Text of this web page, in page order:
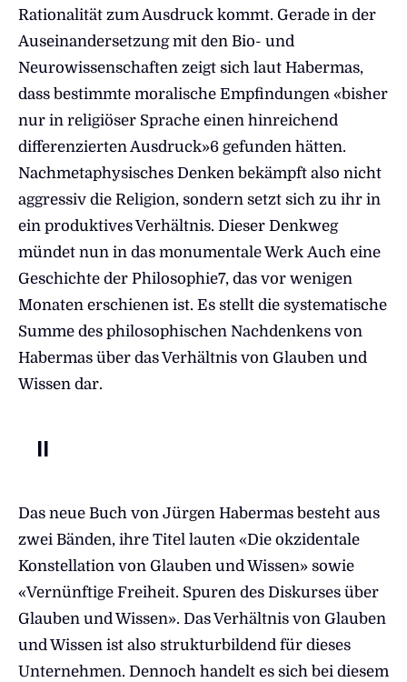
Rationalität zum Ausdruck kommt. Gerade in der
Auseinandersetzung mit den Bio- und
Neurowissenschaften zeigt sich laut Habermas,
dass bestimmte moralische Empfindungen «bisher
nur in religiöser Sprache einen hinreichend
differenzierten Ausdruck»6 gefunden hätten.
Nachmetaphysisches Denken bekämpft also nicht
aggressiv die Religion, sondern setzt sich zu ihr in
ein produktives Verhältnis. Dieser Denkweg
mündet nun in das monumentale Werk Auch eine
Geschichte der Philosophie7, das vor wenigen
Monaten erschienen ist. Es stellt die systematische
Summe des philosophischen Nachdenkens von
Habermas über das Verhältnis von Glauben und
Wissen dar.
II
Das neue Buch von Jürgen Habermas besteht aus
zwei Bänden, ihre Titel lauten «Die okzidentale
Konstellation von Glauben und Wissen» sowie
«Vernünftige Freiheit. Spuren des Diskurses über
Glauben und Wissen». Das Verhältnis von Glauben
und Wissen ist also strukturbildend für dieses
Unternehmen. Dennoch handelt es sich bei diesem